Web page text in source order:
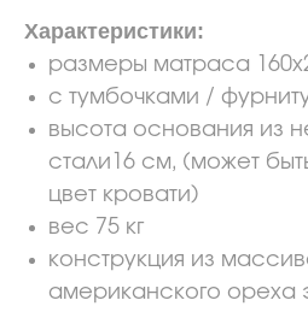
Характеристики:
размеры матраса
c тумбочками /
высота основания из
стали16 см, (может
цвет кровати)
вес 75 кг
конструкция из
американского ореха